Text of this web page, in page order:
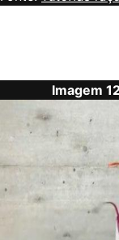
Imagem